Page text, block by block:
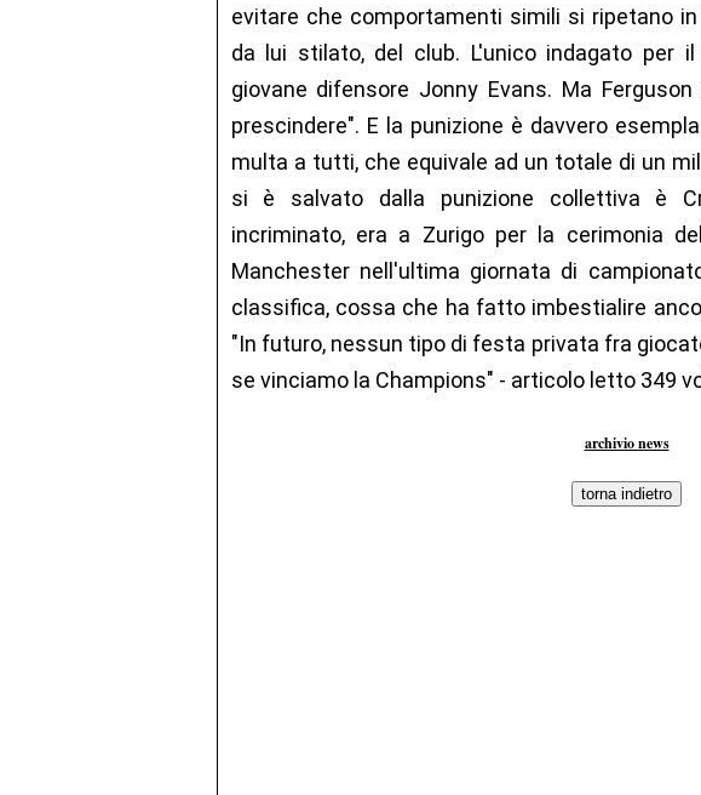
evitare che comportamenti simili si ripetano
da lui stilato, del club. L'unico indagato per
giovane difensore Jonny Evans. Ma
prescindere". E la punizione è davvero
multa a tutti, che equivale ad un totale di un
si è salvato dalla punizione collettiva è
incriminato, era a Zurigo per la cerimonia
Manchester nell'ultima giornata di
classifica, cossa che ha fatto imbestialire
"In futuro, nessun tipo di festa privata fra
se vinciamo la Champions" - articolo letto 349
archivio news